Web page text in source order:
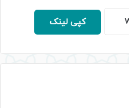
کپی لینک